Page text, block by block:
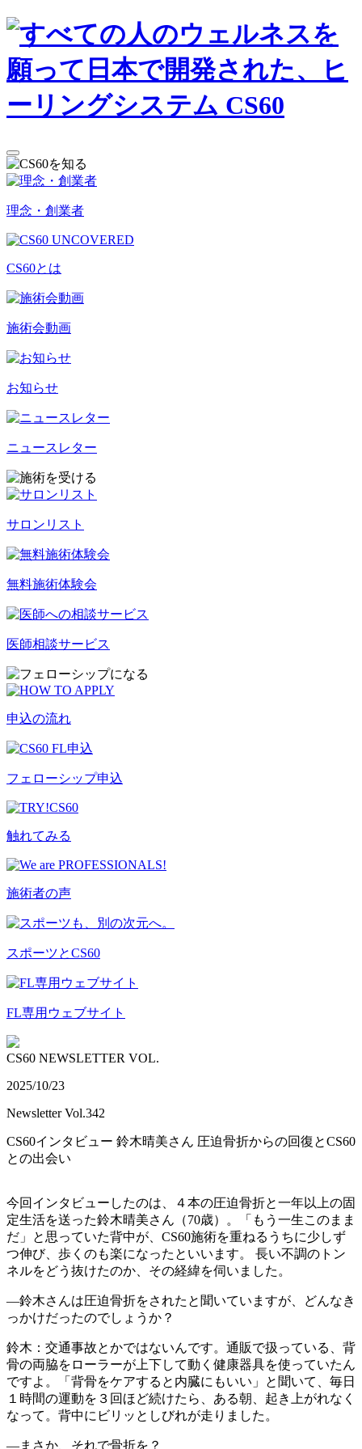
理念・創業者
CS60とは
施術会動画
お知らせ
ニュースレター
サロンリスト
無料施術体験会
医師相談サービス
申込の流れ
フェローシップ申込
触れてみる
施術者の声
スポーツとCS60
FL専用ウェブサイト
CS60 NEWSLETTER VOL.
2025/10/23
Newsletter Vol.342
CS60インタビュー 鈴木晴美さん 圧迫骨折からの回復とCS60
との出会い
今回インタビューしたのは、４本の圧迫骨折と一年以上の固
定生活を送った鈴木晴美さん（70歳）。「もう一生このまま
だ」と思っていた背中が、CS60施術を重ねるうちに少しず
つ伸び、歩くのも楽になったといいます。 長い不調のトン
ネルをどう抜けたのか、その経緯を伺いました。
―鈴木さんは圧迫骨折をされたと聞いていますが、どんなき
っかけだったのでしょうか？
鈴木：交通事故とかではないんです。通販で扱っている、背
骨の両脇をローラーが上下して動く健康器具を使っていたん
ですよ。「背骨をケアすると内臓にもいい」と聞いて、毎日
１時間の運動を３回ほど続けたら、ある朝、起き上がれなく
なって。背中にビリッとしびれが走りました。
―まさか、それで骨折を？